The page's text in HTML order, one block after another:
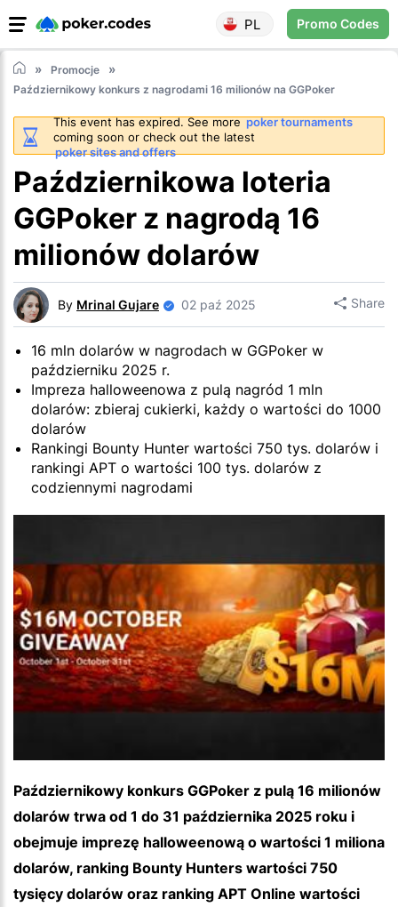
PL Promo Codes
Promocje
Październikowy konkurs z nagrodami 16 milionów na GGPoker
This event has expired. See morepoker tournaments
coming soon or check out the latest
poker sites and offers
Październikowa loteria
GGPoker z nagrodą 16
milionów dolarów
By Mrinal Gujare 02 paź 2025 Share
16 mln dolarów w nagrodach w GGPoker w
październiku 2025 r.
Impreza halloweenowa z pulą nagród 1 mln
dolarów: zbieraj cukierki, każdy o wartości do 1000
dolarów
Rankingi Bounty Hunter wartości 750 tys. dolarów i
rankingi APT o wartości 100 tys. dolarów z
codziennymi nagrodami
Październikowy konkurs GGPoker z pulą 16 milionów
dolarów trwa od 1 do 31 października 2025 roku i
obejmuje imprezę halloweenową o wartości 1 miliona
dolarów, ranking Bounty Hunters wartości 750
tysięcy dolarów oraz ranking APT Online wartości